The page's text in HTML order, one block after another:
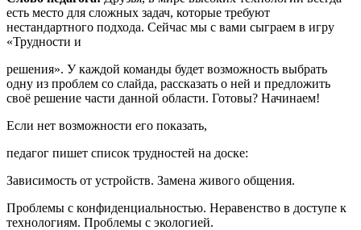
есть место для сложных задач, которые требуют
нестандартного подхода. Сейчас мы с вами сыграем в игру
«Трудности и
решения». У каждой команды будет возможность выбрать
одну из проблем со слайда, рассказать о ней и предложить
своё решение части данной области. Готовы? Начинаем!
Если нет возможности его показать,
педагог пишет список трудностей на доске:
Зависимость от устройств. Замена живого общения.
Проблемы с конфиденциальностью. Неравенство в доступе к
технологиям. Проблемы с экологией.